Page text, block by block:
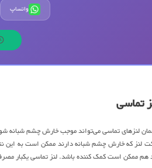
واتساپ
تماسی
همان لنزهای تماسی می‌تواند موجب خارش چشم
لنز که خارش چشم شبانه دارند ممکن است به
ممکن است کمک کننده باشد. لنز تماسی یکبار